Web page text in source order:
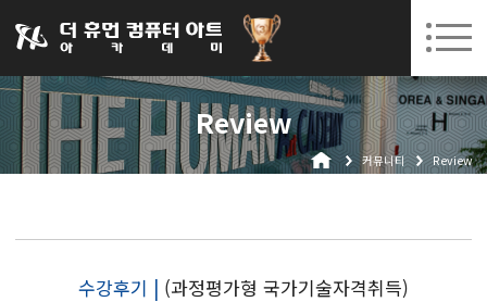
031-252-7277 수원캠퍼스 개강 08. 12.(수)
로그인 회원가입 고객센터
Review
커뮤니티 Review
수강후기 | (과정평가형 국가기술자격취득)
아카데미소개
인사말
오시는길